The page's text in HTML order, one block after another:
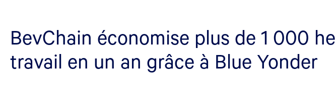
BevChain économise plus de 1 000
travail en un an grâce à Blue Yonder